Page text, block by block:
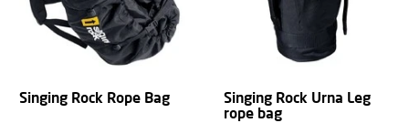
Singing Rock Rope Bag
Singing Rock Urna Leg
rope bag